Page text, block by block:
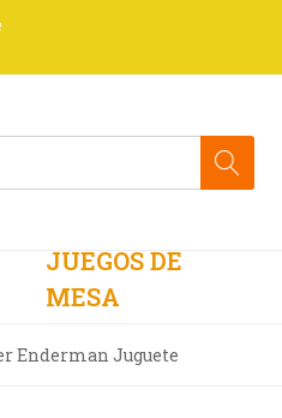
JUEGOS DE
MESA
Enderman Juguete